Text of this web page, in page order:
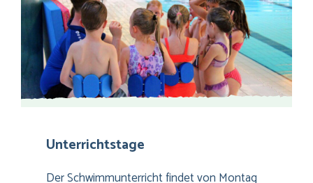
Unterrichtstage
Der Schwimmunterricht findet von Montag